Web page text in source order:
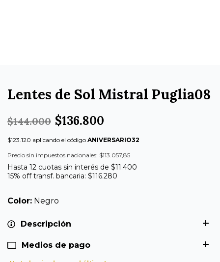
Lentes de Sol Mistral Puglia08
$144.000 $136.800
$123.120 aplicando el código ANIVERSARIO32
Precio sin impuestos nacionales: $113.057,85
Hasta 12 cuotas sin interés de $11.400
15% off transf. bancaria: $116.280
Color: Negro
Descripción
Medios de pago